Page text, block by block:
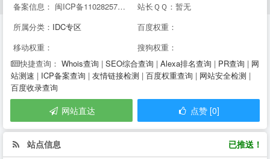
备案信息： 闽ICP备11028257号-23
站长ＱＱ：暂无
所属分类： IDC专区
百度权重：
移动权重：
搜狗权重：
快捷查询： Whois查询 | SEO综合查询 | Alexa排名查询 | PR查询 | 网
站测速 | ICP备案查询 | 友情链接检测 | 百度权重查询 | 网站安全检测 |
百度收录查询
网站直达 点赞 [0]
站点信息 已推送！